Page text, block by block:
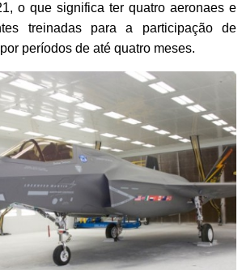
o que significa ter quatro aeronaes e
treinadas para a participação de
períodos de até quatro meses.